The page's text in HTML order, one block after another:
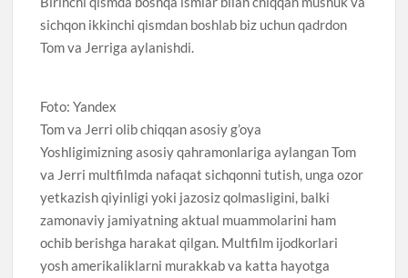
sichqon ikkinchi qismdan boshlab biz uchun qadrdon
Tom va Jerriga aylanishdi.
Foto: Yandex
Tom va Jerri olib chiqqan asosiy g’oya
Yoshligimizning asosiy qahramonlariga aylangan Tom
va Jerri multfilmda nafaqat sichqonni tutish, unga ozor
yetkazish qiyinligi yoki jazosiz qolmasligini, balki
zamonaviy jamiyatning aktual muammolarini ham
ochib berishga harakat qilgan. Multfilm ijodkorlari
yosh amerikaliklarni murakkab va katta hayotga